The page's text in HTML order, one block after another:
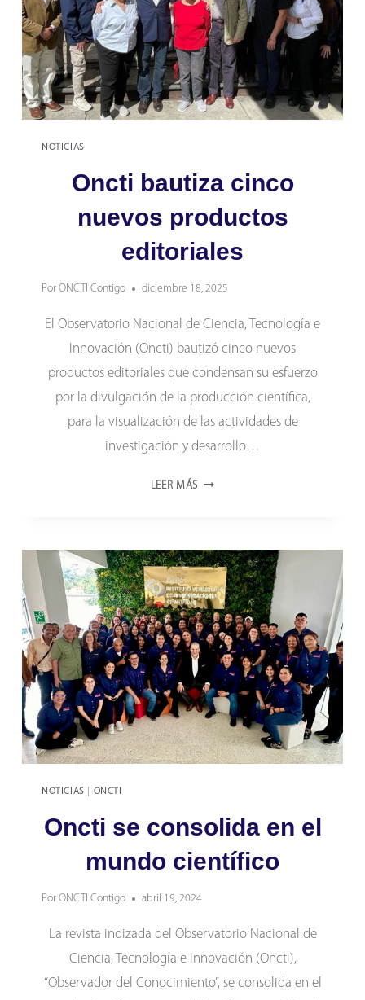
NOTICIAS
Oncti bautiza cinco
nuevos productos
editoriales
Por ONCTI Contigo diciembre 18, 2025
El Observatorio Nacional de Ciencia, Tecnología e
Innovación (Oncti) bautizó cinco nuevos
productos editoriales que condensan su esfuerzo
por la divulgación de la producción científica,
para la visualización de las actividades de
investigación y desarrollo…
LEER MÁS ONCTI
PRODUCTOS
EDITORIALES
NOTICIAS ONCTI
Oncti se consolida en el
mundo científico
Por ONCTI Contigo abril 19, 2024
La revista indizada del Observatorio Nacional de
Ciencia, Tecnología e Innovación (Oncti),
“Observador del Conocimiento”, se consolida en el